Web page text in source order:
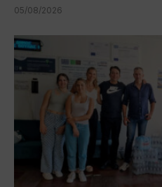
05/08/2026